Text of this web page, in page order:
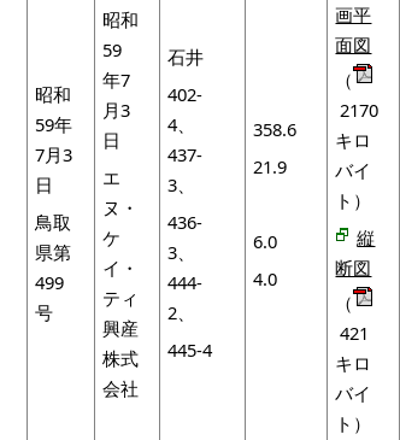
昭和
59年
7月3
日
鳥取
県第
499
号
昭和
59
年7
月3
日
エ
ヌ・
ケ
イ・
ティ
興産
株式
会社
石井
402-
4、
437-
3、
436-
3、
444-
2、
445-4
358.6
21.9
6.0
4.0
画平
面図
（
2170
キロ
バイ
ト）
縦
断図
（
421
キロ
バイ
ト）